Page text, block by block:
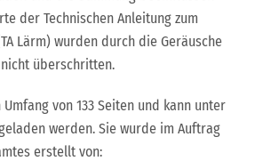
der Technischen Anleitung zum
Lärm) wurden durch die Geräusche
überschritten.
von 133 Seiten und kann unter
werden. Sie wurde im Auftrag
erstellt von: